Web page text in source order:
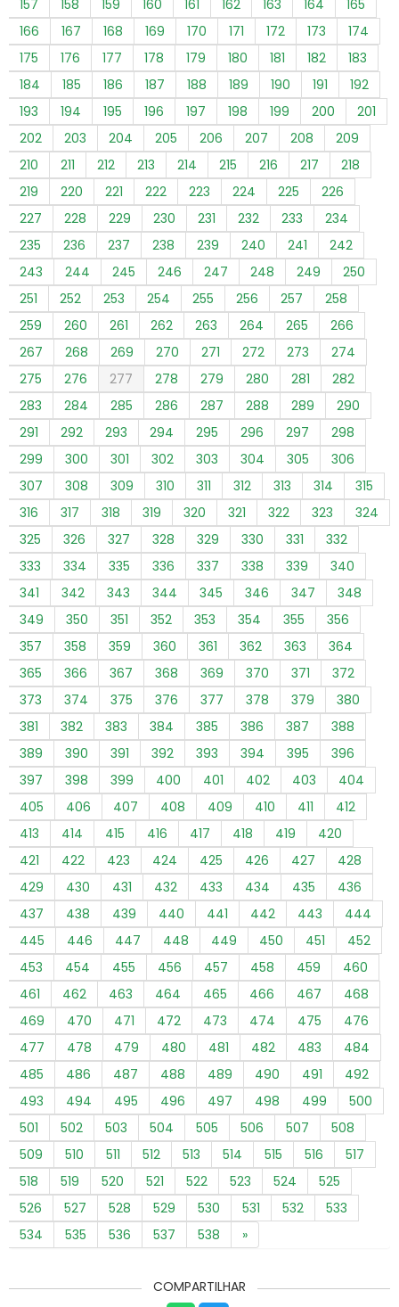
157 158 159 160 161 162 163 164
165
166
167 168 169 170 171 172 173
174
175
176 177 178 179 180 181 182
183
184
185 186 187 188 189 190 191
192
193
194 195 196 197 198 199 200
201
202
203 204 205 206 207 208
209
210
211 212 213 214 215 216 217
218
219
220 221 222 223 224 225
226
227
228 229 230 231 232 233
234
235
236 237 238 239 240 241
242
243
244 245 246 247 248 249
250
251
252 253 254 255 256 257
258
259
260 261 262 263 264 265
266
267
268 269 270 271 272 273
274
275
276 277 278 279 280 281
282
283
284 285 286 287 288 289
290
291
292 293 294 295 296 297
298
299
300 301 302 303 304 305
306
307
308 309 310 311 312 313 314
315
316
317 318 319 320 321 322 323
324
325
326 327 328 329 330 331
332
333
334 335 336 337 338 339
340
341
342 343 344 345 346 347
348
349
350 351 352 353 354 355
356
357
358 359 360 361 362 363
364
365
366 367 368 369 370 371
372
373
374 375 376 377 378 379
380
381
382 383 384 385 386 387
388
389
390 391 392 393 394 395
396
397
398 399 400 401 402 403
404
405
406 407 408 409 410 411
412
413
414 415 416 417 418 419
420
421
422 423 424 425 426 427
428
429
430 431 432 433 434 435
436
437
438 439 440 441 442 443
444
445
446 447 448 449 450 451
452
453
454 455 456 457 458 459
460
461
462 463 464 465 466 467
468
469
470 471 472 473 474 475
476
477
478 479 480 481 482 483
484
485
486 487 488 489 490 491
492
493
494 495 496 497 498 499
500
501
502 503 504 505 506 507
508
509
510 511 512 513 514 515 516
517
518
519 520 521 522 523 524
525
526
527 528 529 530 531 532
533
534
535 536 537 538 »
COMPARTILHAR